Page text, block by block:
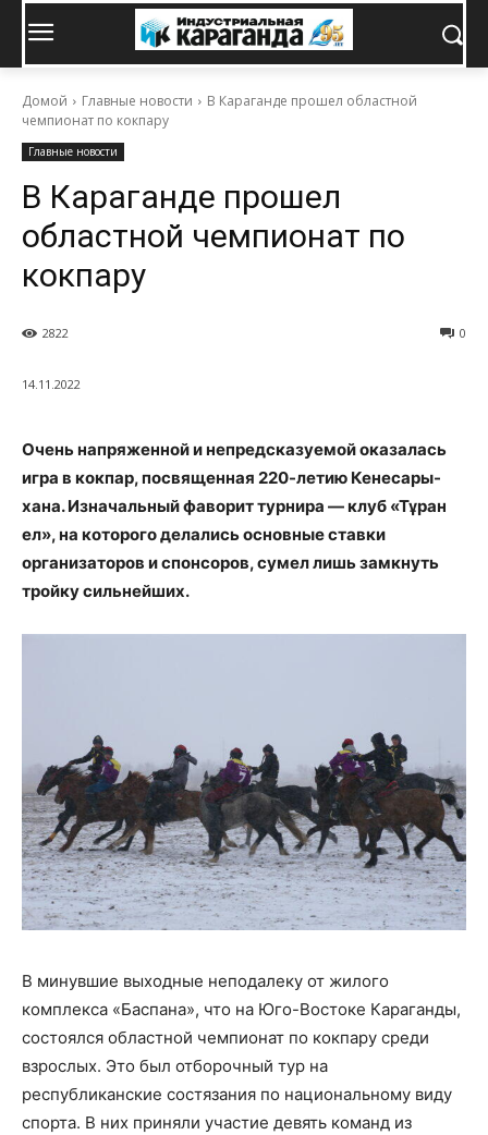
Домой Главные новости
В Караганде прошел областной
чемпионат по кокпару
Главные новости
В Караганде прошел
областной чемпионат по
кокпару
0
2822
14.11.2022
Очень напряженной и непредсказуемой оказалась
игра в кокпар, посвященная 220-летию Кенесары-
хана. Изначальный фаворит турнира — клуб «Тұран
ел»,на которого делались основные ставки
организаторов и спонсоров, сумел лишь замкнуть
тройку сильнейших.
В минувшие выходные неподалеку от жилого
комплекса «Баспана», что на Юго-Востоке Караганды,
состоялся областной чемпионат по кокпару среди
взрослых. Это был отборочный тур на
республиканские состязания по национальному виду
спорта. В них приняли участие девять команд из